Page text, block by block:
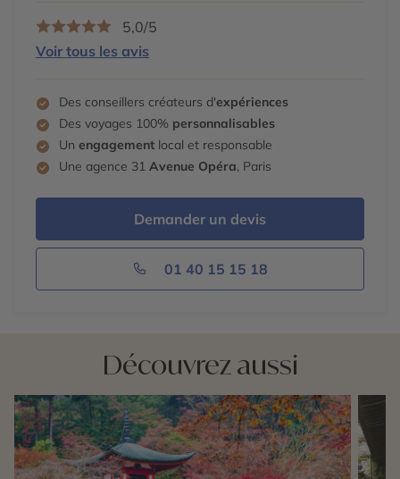
5,0/5
Voir tous les avis
Des conseillers créateurs d'expériences
Des voyages 100% personnalisables
Un engagement local et responsable
Une agence 31 Avenue Opéra, Paris
Demander un devis
01 40 15 15 18
Découvrez aussi